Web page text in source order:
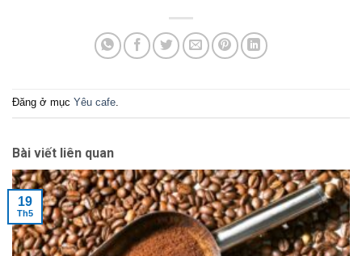
Đăng ở mục Yêu cafe.
Bài viết liên quan
19
Th5